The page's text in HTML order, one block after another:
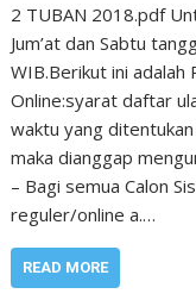
2 TUBAN 2018.pdf
Jum’at dan Sabtu
WIB.Berikut ini adalah
Online:syarat daftar
waktu yang
maka dianggap
– Bagi semua Calon
reguler/online a.…
READ MORE